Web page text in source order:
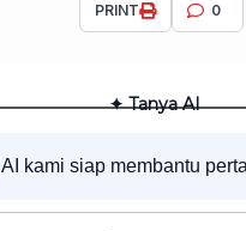
PRINT 0
✦ Tanya AI
AI kami siap membantu